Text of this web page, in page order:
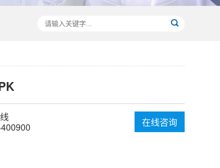
在线咨询